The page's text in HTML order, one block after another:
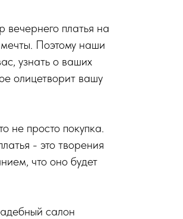
платья на
Поэтому наши
узнать о ваших
олицетворит вашу
не просто покупка.
- это творения
что оно будет
салон